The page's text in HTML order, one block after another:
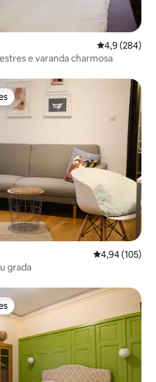
4,9 de uma
4,9 (284)
e varanda charmosa
dos hóspedes
4,94 de uma
4,94 (105)
grada
dos hóspedes